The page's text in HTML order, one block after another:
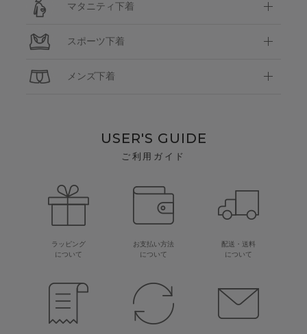
マタニティ下着
スポーツ下着
メンズ下着
USER'S GUIDE
ご利用ガイド
ラッピング
について
お支払い方法
について
配送・送料
について